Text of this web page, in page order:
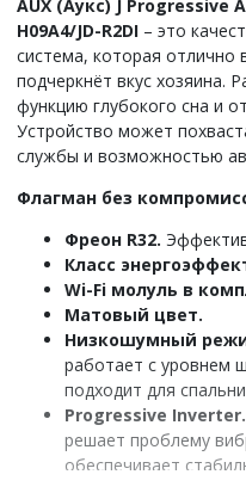
AUX (Аукс) J Progressive
H09A4/JD-R2DI – это
система, которая отлично
подчеркнёт вкус хозяина.
функцию глубокого сна и
Устройство может
службы и возможностью
Флагман без
Фреон R32.
Класс
Wi-Fi молуль в
Матовый цвет.
Низкошумный
работает с уровнем
подходит для
Progressive Inverter.
решает проблему
обеспечивает